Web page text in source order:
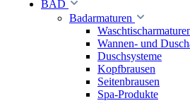
BAD
Badarmaturen
Wannen- und
Duschsysteme
Kopfbrausen
Seitenbrausen
Spa-Produkte